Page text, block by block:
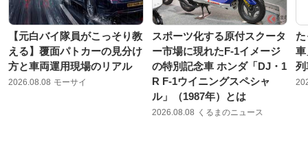
【元白バイ隊員がこっそり教
える】覆面パトカーの見分け
方と車両運用現場のリアル
2026.08.08 モーサイ
スポーツ化する原付スクータ
ー市場に現れたF-1イメージ
の特別記念車 ホンダ「DJ・1
R F-1ウイニングスペシャ
ル」（1987年）とは
2026.08.08 くるまのニュース
列